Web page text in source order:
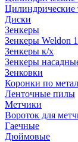
Цилиндрические
Диски
Зенкеры
Зенкеры Weldon
Зенкеры к/х
Зенкеры
Зенковки
Коронки по
Ленточные пилы
Метчики
Вороток для
Гаечные
Дюймовые